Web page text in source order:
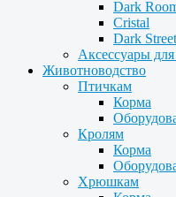
Dark
Cristal
Dark Street
Аксессуары
Животноводство
Птичкам
Корма
Кролям
Корма
Хрюшкам